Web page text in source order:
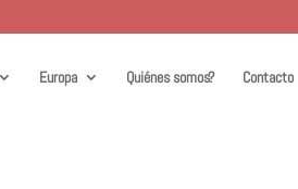
Europa Quiénes somos? Contacto